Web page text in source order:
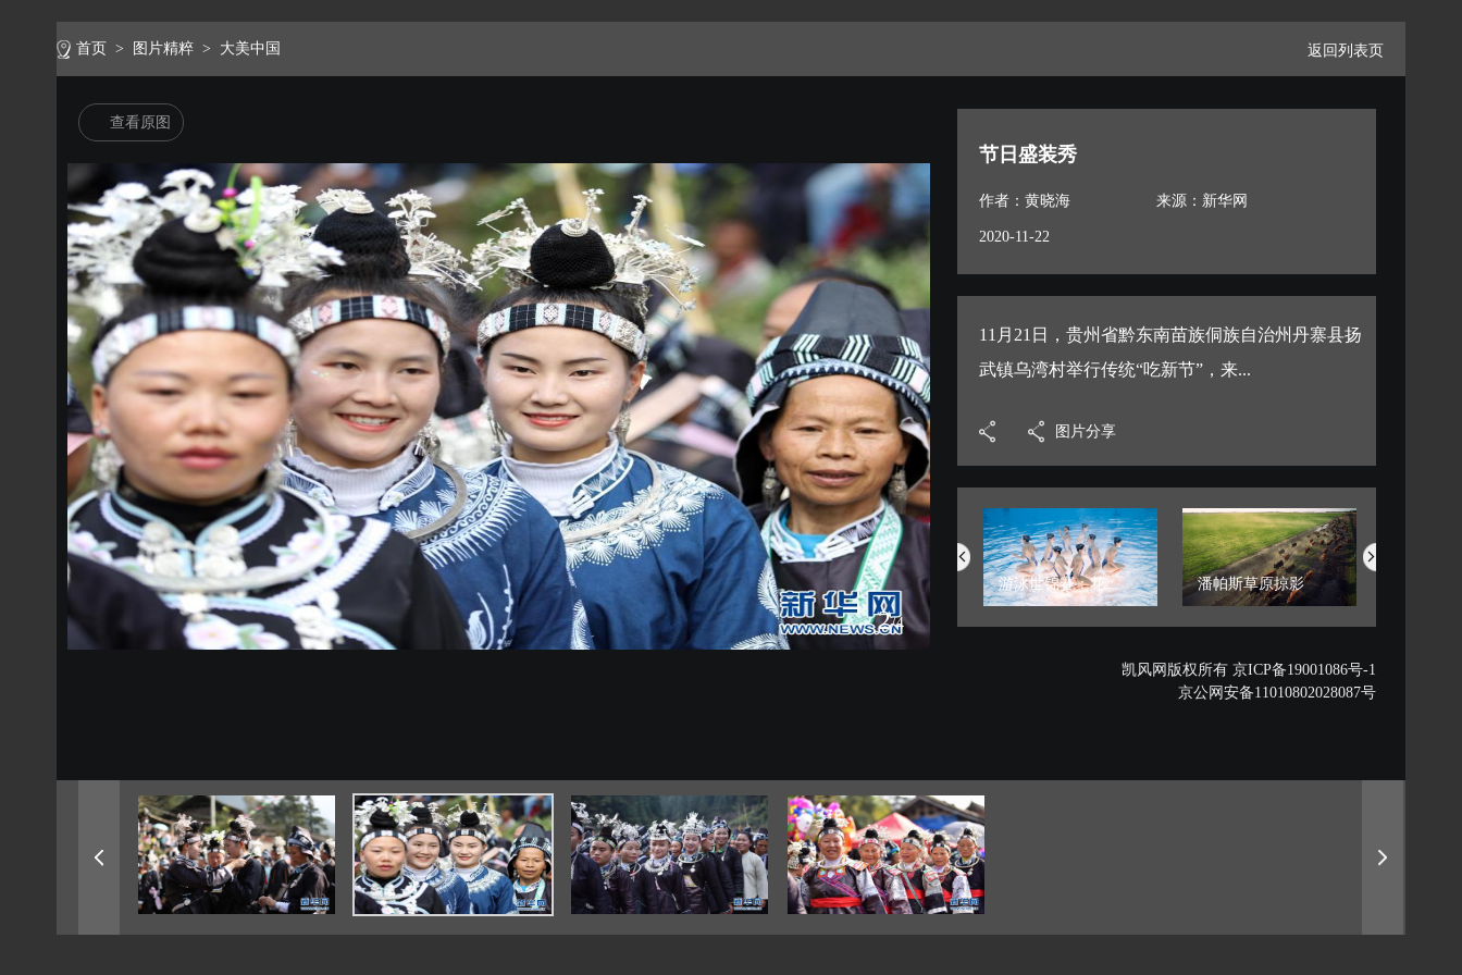
首页 > 图片精粹 > 大美中国 返回列表页
查看原图
2/4
节日盛装秀
作者：黄晓海 来源：新华网
2020-11-22
11月21日，贵州省黔东南苗族侗族自治州丹寨县扬
武镇乌湾村举行传统“吃新节”，来...
图片分享
中国航空明星产... 网住夏日氛围 ... 游泳世锦赛：花... 潘帕斯草原掠影
凯风网版权所有 京ICP备19001086号-1
京公网安备11010802028087号